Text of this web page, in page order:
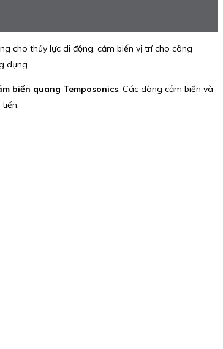
cho thủy lực di động, cảm biến vị trí cho công
dụng.
biến quang Temposonics. Các dòng cảm biến và